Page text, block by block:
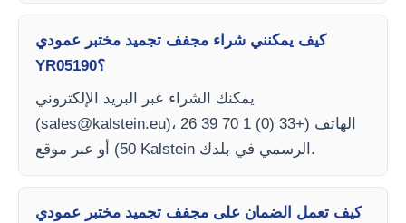
كيف يمكنني شراء مجفف تجميد مختبر عمودي
YR05190؟
يمكنك الشراء عبر البريد الإلكتروني
(sales@kalstein.eu)، الهاتف (+33 (0) 1 70 39 26
50) أو عبر موقع Kalstein الرسمي في بلدك.
كيف تعمل الضمان على مجفف تجميد مختبر عمودي